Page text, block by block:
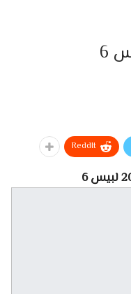
ReddIt